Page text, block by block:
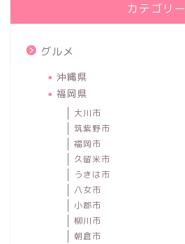
カテゴリー
グルメ
沖縄県
福岡県
大川市
筑紫野市
福岡市
久留米市
うきは市
八女市
小郡市
柳川市
朝倉市